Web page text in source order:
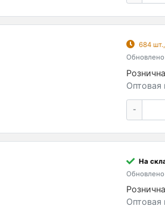
684
Оптовая
-
На
Оптовая